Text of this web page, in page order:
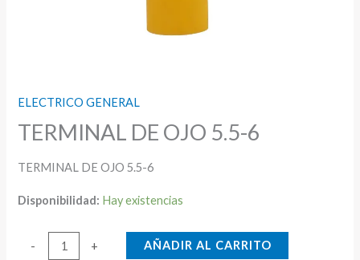
ELECTRICO GENERAL
TERMINAL DE OJO 5.5-6
TERMINAL DE OJO 5.5-6
Disponibilidad: Hay existencias
-
TERMINAL
+ AÑADIR AL CARRITO